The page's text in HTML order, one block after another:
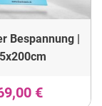
Bespannung |
€